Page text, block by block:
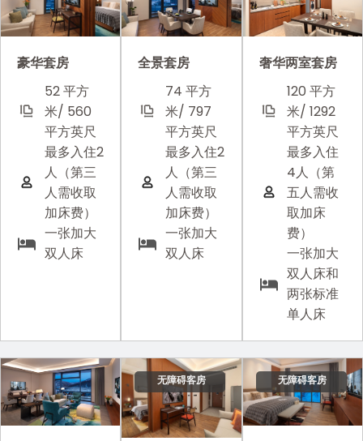
豪华套房
52 平方
米/ 560
平方英尺
最多入住2
人（第三
人需收取
加床费）
一张加大
双人床
全景套房
74 平方
米/ 797
平方英尺
最多入住2
人（第三
人需收取
加床费）
一张加大
双人床
奢华两室套房
120 平方
米/ 1292
平方英尺
最多入住
4人（第
五人需收
取加床
费）
一张加大
双人床和
两张标准
单人床
无障碍客房 无障碍客房